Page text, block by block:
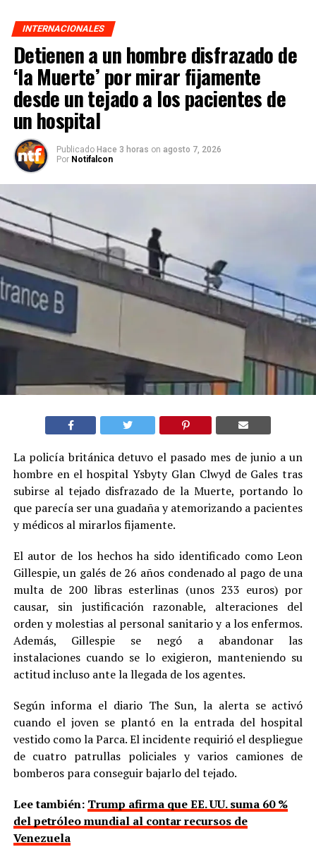
INTERNACIONALES
Detienen a un hombre disfrazado de
‘la Muerte’ por mirar fijamente
desde un tejado a los pacientes de
un hospital
Publicado Hace 3 horas on agosto 7, 2026
Por Notifalcon
La policía británica detuvo el pasado mes de junio a un
hombre en el hospital Ysbyty Glan Clwyd de Gales tras
subirse al tejado disfrazado de la Muerte, portando lo
que parecía ser una guadaña y atemorizando a pacientes
y médicos al mirarlos fijamente.
El autor de los hechos ha sido identificado como Leon
Gillespie, un galés de 26 años condenado al pago de una
multa de 200 libras esterlinas (unos 233 euros) por
causar, sin justificación razonable, alteraciones del
orden y molestias al personal sanitario y a los enfermos.
Además, Gillespie se negó a abandonar las
instalaciones cuando se lo exigieron, manteniendo su
actitud incluso ante la llegada de los agentes.
Según informa el diario The Sun, la alerta se activó
cuando el joven se plantó en la entrada del hospital
vestido como la Parca. El incidente requirió el despliegue
de cuatro patrullas policiales y varios camiones de
bomberos para conseguir bajarlo del tejado.
Lee también: Trump afirma que EE. UU. suma 60 %
del petróleo mundial al contar recursos de
Venezuela